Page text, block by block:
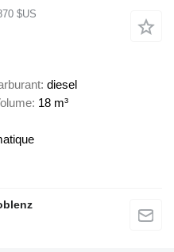
$US
diesel
18 m³